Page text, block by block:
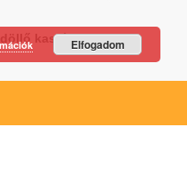
kastélyElfogadom